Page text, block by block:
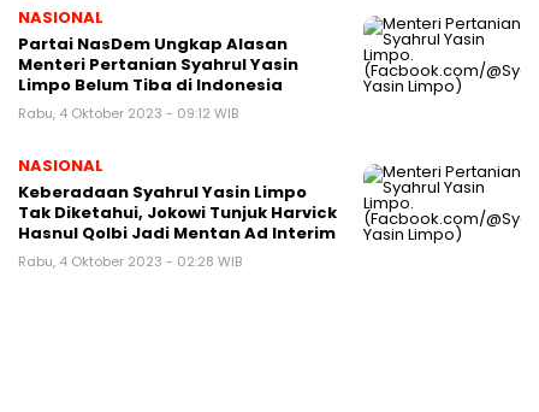
NASIONAL
Partai NasDem Ungkap Alasan
Menteri Pertanian Syahrul Yasin
Limpo Belum Tiba di Indonesia
Rabu, 4 Oktober 2023 - 09:12 WIB
NASIONAL
Keberadaan Syahrul Yasin Limpo
Tak Diketahui, Jokowi Tunjuk Harvick
Hasnul Qolbi Jadi Mentan Ad Interim
Rabu, 4 Oktober 2023 - 02:28 WIB